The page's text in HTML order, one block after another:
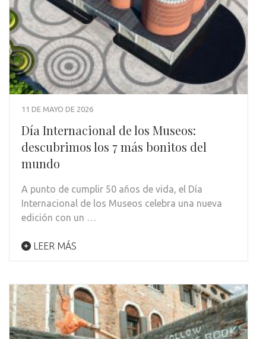
11 DE MAYO DE 2026
Día Internacional de los Museos:
descubrimos los 7 más bonitos del
mundo
A punto de cumplir 50 años de vida, el Día
Internacional de los Museos celebra una nueva
edición con un …
LEER MÁS